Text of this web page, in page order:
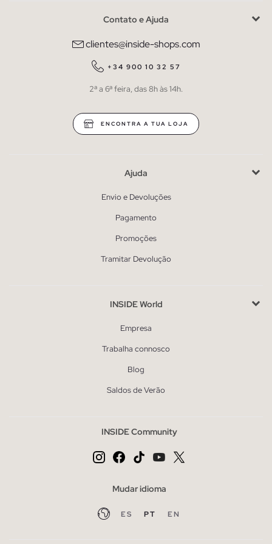
Contato e Ajuda
clientes@inside-shops.com
+34 900 10 32 57
2ª a 6ª feira, das 8h às 14h.
ENCONTRA A TUA LOJA
Ajuda
Envio e Devoluções
Pagamento
Promoções
Tramitar Devolução
INSIDE World
Empresa
Trabalha connosco
Blog
Saldos de Verão
INSIDE Community
Mudar idioma
ES PT EN